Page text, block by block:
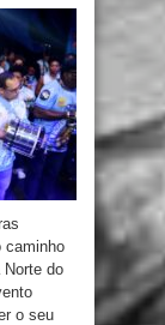
caminho
do
o seu